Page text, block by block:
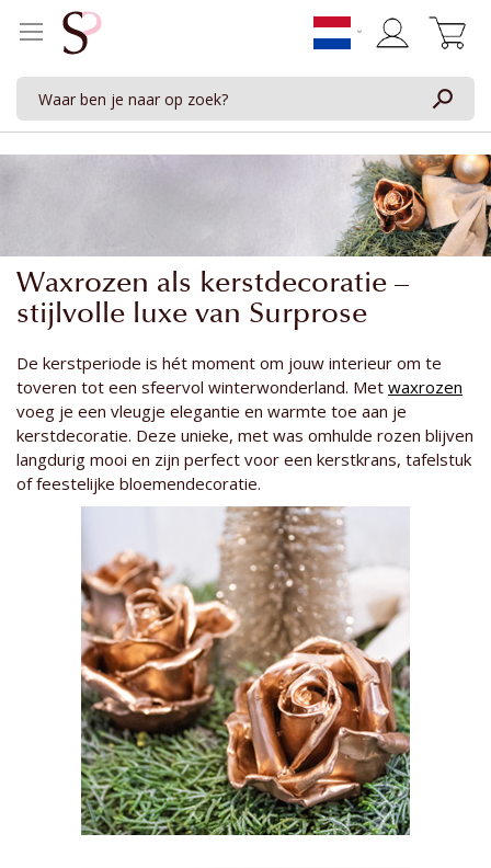
Waxrozen als kerstdecoratie –
stijlvolle luxe van Surprose
De kerstperiode is hét moment om jouw interieur om te
toveren tot een sfeervol winterwonderland. Met waxrozen
voeg je een vleugje elegantie en warmte toe aan je
kerstdecoratie. Deze unieke, met was omhulde rozen blijven
langdurig mooi en zijn perfect voor een kerstkrans, tafelstuk
of feestelijke bloemendecoratie.